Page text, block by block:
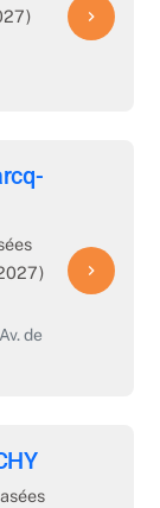
navigate_next
de
navigate_next